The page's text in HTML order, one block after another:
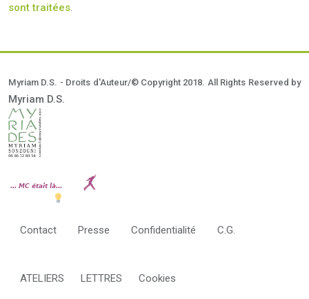
sont traitées.
Myriam D.S. - Droits d'Auteur/© Copyright 2018. All Rights Reserved by
Myriam D.S.
Contact Presse Confidentialité C.G.
ATELIERS LETTRES Cookies